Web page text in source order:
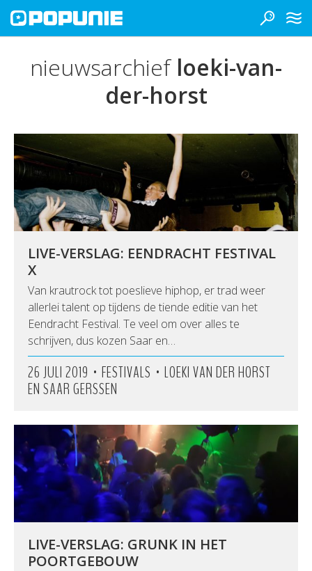
nieuwsarchief loeki-van-
der-horst
LIVE-VERSLAG: EENDRACHT FESTIVAL
X
Van krautrock tot poeslieve hiphop, er trad weer
allerlei talent op tijdens de tiende editie van het
Eendracht Festival. Te veel om over alles te
schrijven, dus kozen Saar en…
26 JULI 2019 • FESTIVALS • LOEKI VAN DER HORST
EN SAAR GERSSEN
LIVE-VERSLAG: GRUNK IN HET
POORTGEBOUW